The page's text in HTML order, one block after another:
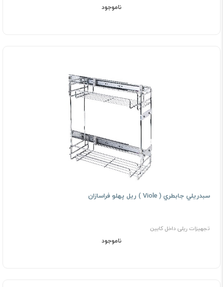
ناموجود
ﺳﺒﺪرﻳﻠﻲ ﺟﺎﺑﻄﺮي ( Viole ) رﻳﻞ ﭘﻬﻠﻮ فراسازان
تجهیزات ریلی داخل کابین
ناموجود